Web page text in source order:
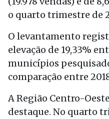
o quarto trimestre de
O levantamento
elevação de 19,33%
municípios
comparação entre
A Região Centro-
destaque. No quarto